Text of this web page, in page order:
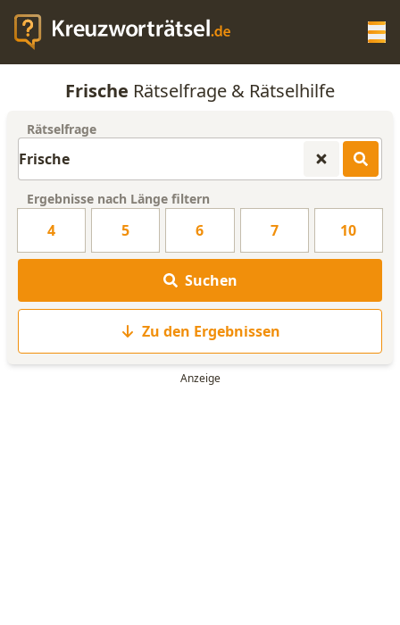
KREUZWORTRÄTSEL-HILFE
WORTLISTE
Frische Rätselfrage & Rätselhilfe
Rätselfrage
Ergebnisse nach Länge filtern
4 5 6 7 10
Suchen
Zu den Ergebnissen